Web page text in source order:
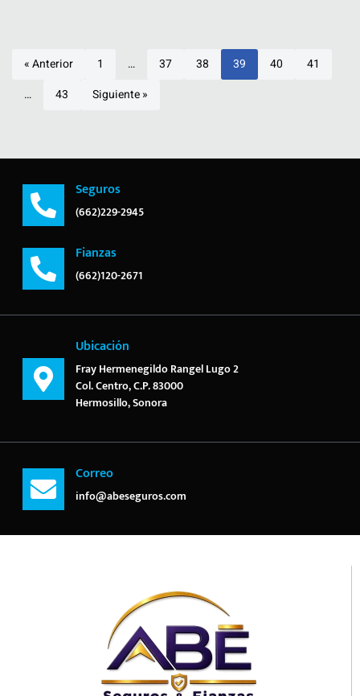
« Anterior 1 … 37 38 39 40
41
…
43 Siguiente »
Seguros
(662)229-2945
Fianzas
(662)120-2671
Ubicación
Fray Hermenegildo Rangel Lugo 2
Col. Centro, C.P. 83000
Hermosillo, Sonora
Correo
info@abeseguros.com